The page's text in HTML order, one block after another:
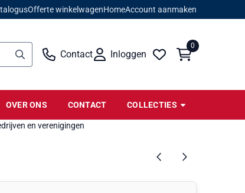
Offerte winkelwagenHomeAccount aanmaken
Contact Inloggen
0
OVER ONS CONTACT COLLECTIES
en verenigingen